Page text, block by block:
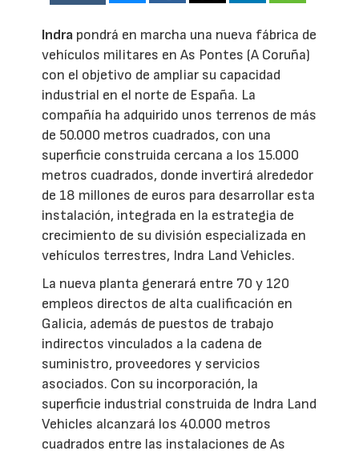
Indra pondrá en marcha una nueva fábrica de
vehículos militares en As Pontes (A Coruña)
con el objetivo de ampliar su capacidad
industrial en el norte de España. La
compañía ha adquirido unos terrenos de más
de 50.000 metros cuadrados, con una
superficie construida cercana a los 15.000
metros cuadrados, donde invertirá alrededor
de 18 millones de euros para desarrollar esta
instalación, integrada en la estrategia de
crecimiento de su división especializada en
vehículos terrestres, Indra Land Vehicles.
La nueva planta generará entre 70 y 120
empleos directos de alta cualificación en
Galicia, además de puestos de trabajo
indirectos vinculados a la cadena de
suministro, proveedores y servicios
asociados. Con su incorporación, la
superficie industrial construida de Indra Land
Vehicles alcanzará los 40.000 metros
cuadrados entre las instalaciones de As